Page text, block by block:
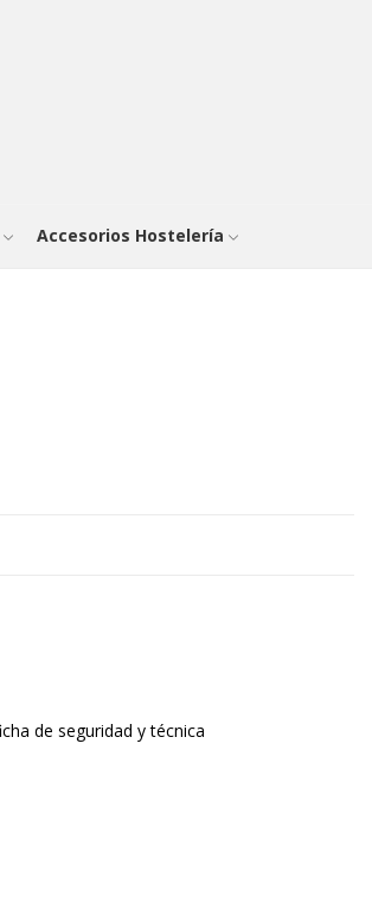
Accesorios Hostelería
de seguridad y técnica